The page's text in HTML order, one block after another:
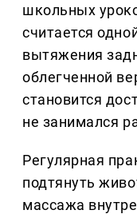
школьных
считается
вытяжения
облегченной
становится
не занимался
Регулярная
подтянуть
массажа